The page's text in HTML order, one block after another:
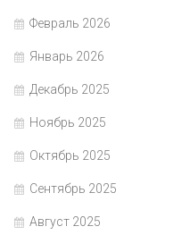
Февраль 2026
Январь 2026
Декабрь 2025
Ноябрь 2025
Октябрь 2025
Сентябрь 2025
Август 2025